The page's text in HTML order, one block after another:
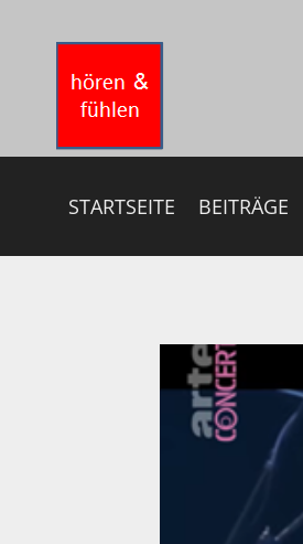
springen
STARTSEITE BEITRÄGE